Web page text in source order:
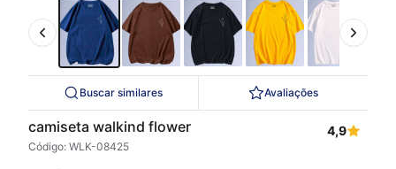
Buscar similares Avaliações
camiseta walkind flower
Código: WLK-08425
4,9